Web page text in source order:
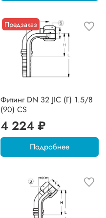
Предзаказ
Фитинг DN 32 JIC (Г) 1.5/8
(90) CS
4 224 ₽
Подробнее